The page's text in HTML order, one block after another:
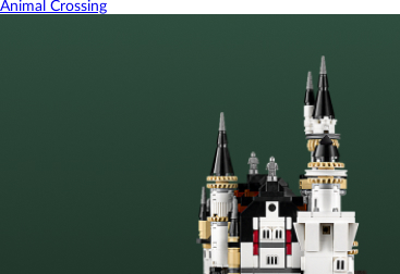
Animal Crossing